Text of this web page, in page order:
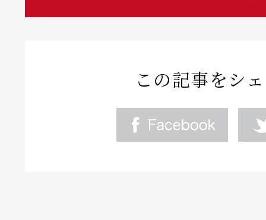
この記事をシ